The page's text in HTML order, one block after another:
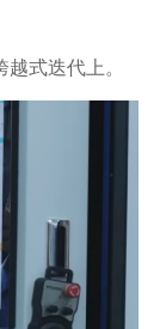
式迭代上。